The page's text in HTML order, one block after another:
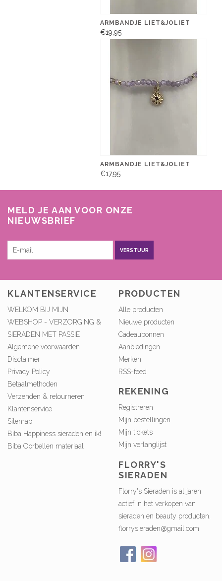
ARMBANDJE LIET&JOLIET
€19,95
ARMBANDJE LIET&JOLIET
€17,95
MELD JE AAN VOOR ONZE
NIEUWSBRIEF
VERSTUUR
KLANTENSERVICE
WELKOM BIJ MIJN
WEBSHOP - VERZORGING &
SIERADEN MET PASSIE
Algemene voorwaarden
Disclaimer
Privacy Policy
Betaalmethoden
Verzenden & retourneren
Klantenservice
Sitemap
Biba Happiness sieraden en ik!
Biba Oorbellen materiaal
PRODUCTEN
Alle producten
Nieuwe producten
Cadeaubonnen
Aanbiedingen
Merken
RSS-feed
REKENING
Registreren
Mijn bestellingen
Mijn tickets
Mijn verlanglijst
FLORRY'S
SIERADEN
Florry's Sieraden is al jaren
actief in het verkopen van
sieraden en beauty producten.
florrysieraden@gmail.com